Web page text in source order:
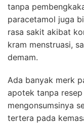
tanpa
paracetamol juga
rasa sakit akibat
kram menstruasi,
demam.
Ada banyak merk
apotek tanpa
mengonsumsinya
tertera pada